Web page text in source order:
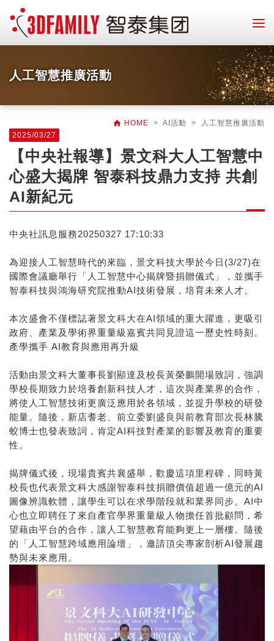
人工智慧推廣活動
 HOME
> AI活動 > 人工智慧推廣活動
2025/03/27
【中央社報導】景文科大人工智慧中
心盛大揭牌 智泰科技鼎力支持 共創
AI新紀元
中央社訊息服務20250327 17:10:33
為迎接人工智慧時代的來臨，景文科技大學於今日(3/27)在
國際會議廳舉行「人工智慧中心揭牌暨捐贈儀式」，並攜手
智泰科技與鴻海研究院推動AI技術發展，培育未來人才。
本次盛會不僅標誌著景文科大在AI領域的重大躍進，更吸引
政府、產業及學術界重量級嘉賓共同見證這一歷史性時刻。
產學攜手 AI教育與應用再升級
活動由景文科大董事長劉顯達及校長黃榮鵬開場致詞，強調
學校長期致力於培養創新科技人才，這次與產業界的合作，
將使人工智慧技術更廣泛應用於各領域，並提升學校的研發
能量。隨後，新店耆老、前立委劉盛良與前教育部次長林騰
蛟博士也發表致詞，肯定AI科技對產業的影響及教育的重要
性。
揭牌儀式後，現場貴賓共襄盛舉，歡慶這項里程碑，同時黃
校長也代表景文科大感謝智泰科技捐贈價值超過一億元的AI
圖像辨識軟體，讓學生可以在求學階段就和業界同步。AI中
心也立即聘任了來自產官學界重量級人物擔任首批顧問，希
望藉由平台的合作，讓人工智慧教育能夠更上一層樓。隨後
的「人工智慧跨域應用論壇」，邀請頂尖專家剖析AI發展趨
勢與未來應用。